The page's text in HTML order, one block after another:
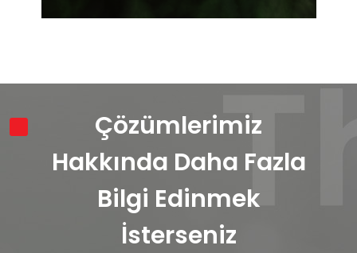
Çözümlerimiz
Hakkında Daha Fazla
Bilgi Edinmek
İsterseniz